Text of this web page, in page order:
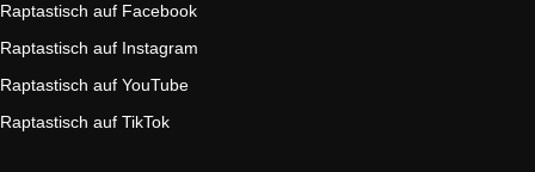
Raptastisch auf Facebook
Raptastisch auf Instagram
Raptastisch auf YouTube
Raptastisch auf TikTok